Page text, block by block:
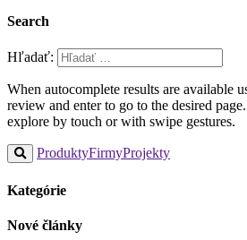
Search
Hľadať:
When autocomplete results are available
review and enter to go to the desired
explore by touch or with swipe gestures.
ProduktyFirmyProjekty
Kategórie
Nové články